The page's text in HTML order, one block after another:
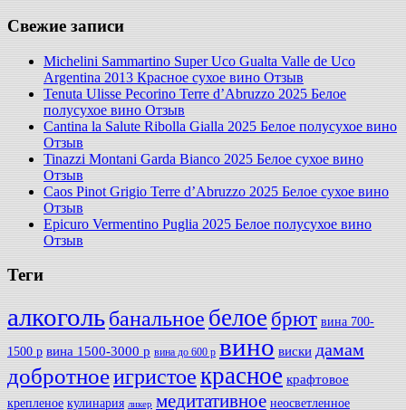
Свежие записи
Michelini Sammartino Super Uco Gualta Valle de Uco
Argentina 2013 Красное сухое вино Отзыв
Tenuta Ulisse Pecorino Terre d’Abruzzo 2025 Белое
полусухое вино Отзыв
Cantina la Salute Ribolla Gialla 2025 Белое полусухое вино
Отзыв
Tinazzi Montani Garda Bianco 2025 Белое сухое вино
Отзыв
Caos Pinot Grigio Terre d’Abruzzo 2025 Белое сухое вино
Отзыв
Epicuro Vermentino Puglia 2025 Белое полусухое вино
Отзыв
Теги
алкогольбанальное белое брют вина 700-
1500 р вина 1500-3000 р вина до 600 р вино виски дамам
добротноеигристоекрасное крафтовое
крепленое кулинария ликер медитативное неосветленное